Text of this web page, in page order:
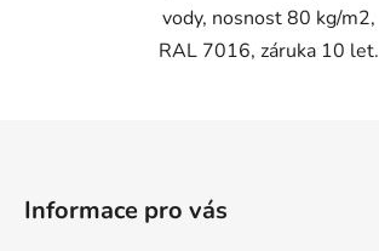
vody, nosnost 80 kg/m2,
RAL 7016, záruka 10 let.
Informace pro vás